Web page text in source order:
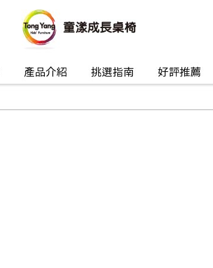
產品介紹 挑選指南 好評推薦